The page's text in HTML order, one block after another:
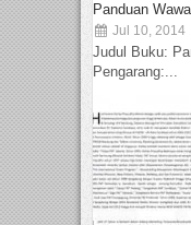
Panduan
Jul 10, 2014
Judul Buku:
Pengarang:...